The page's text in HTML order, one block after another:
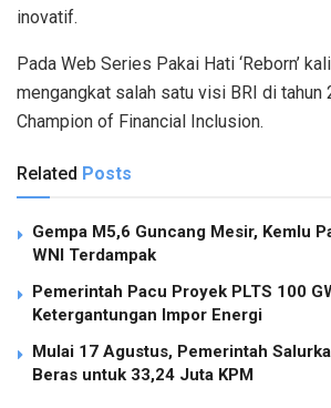
inovatif.
Pada Web Series Pakai Hati ‘Reborn’
mengangkat salah satu visi BRI di tahun
Champion of Financial Inclusion.
Related Posts
Gempa M5,6 Guncang Mesir, Kemlu
WNI Terdampak
Pemerintah Pacu Proyek PLTS 100
Ketergantungan Impor Energi
Mulai 17 Agustus, Pemerintah
Beras untuk 33,24 Juta KPM